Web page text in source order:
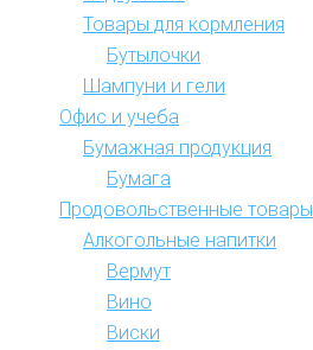
Товары для кормления
Бутылочки
Шампуни и гели
Офис и учеба
Бумажная продукция
Бумага
Продовольственные товары
Алкогольные напитки
Вермут
Вино
Виски